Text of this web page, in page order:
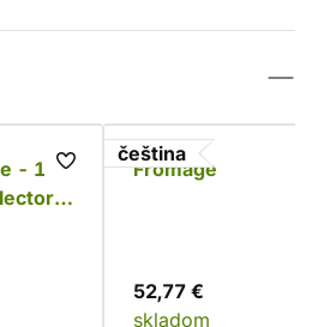
- 10.
čeština
Fromage
52,77 €
skladom